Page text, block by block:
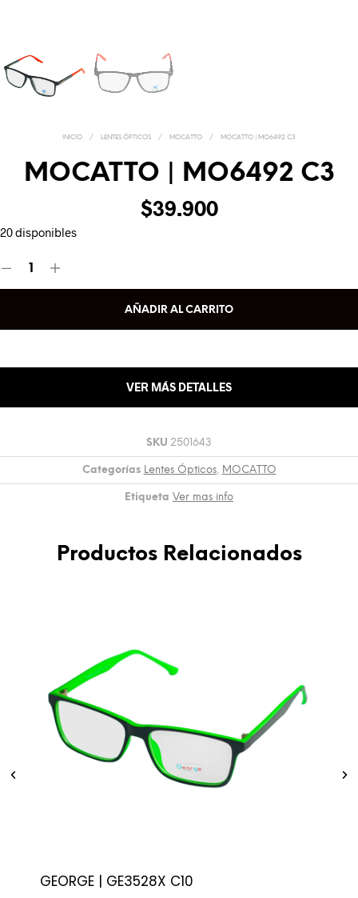
INICIO / LENTES ÓPTICOS / MOCATTO / MOCATTO | MO6492 C3
MOCATTO | MO6492 C3
$39.900
20 disponibles
AÑADIR AL CARRITO
VER MÁS DETALLES
SKU 2501643
Categorías Lentes Ópticos, MOCATTO
Etiqueta Ver mas info
Productos Relacionados
GEORGE | GE3528X C10